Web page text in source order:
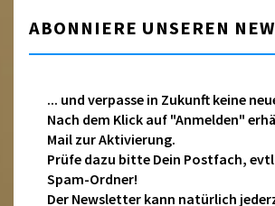
ABONNIERE UNSEREN
... und verpasse in Zukunft keine
Nach dem Klick auf "Anmelden"
Mail zur Aktivierung.
Prüfe dazu bitte Dein Postfach,
Spam-Ordner!
Der Newsletter kann natürlich